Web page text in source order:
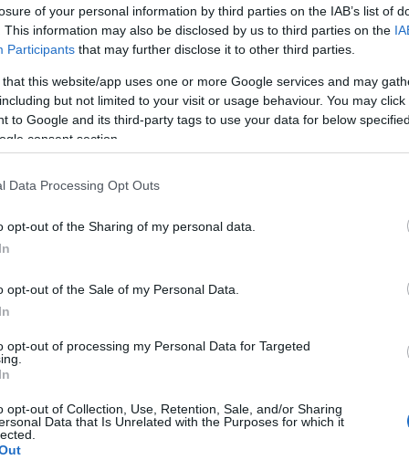
of your personal information by third parties on the IAB’s list of
This information may also be disclosed by us to third parties on the
Participants that may further disclose it to other third parties.
that this website/app uses one or more Google services and may
but not limited to your visit or usage behaviour. You may
to Google and its third-party tags to use your data for below
consent section.
Data Processing Opt Outs
opt-out of the Sharing of my personal data.
opt-out of the Sale of my Personal Data.
opt-out of processing my Personal Data for Targeted
opt-out of Collection, Use, Retention, Sale, and/or Sharing
Data that Is Unrelated with the Purposes for which it
un programma operativo dettagliato
comunale, con la quale è già
competente. Tale sinergia punta a
attivamente il comune nelle sue
straordinaria, dall’altro svolgere una
del nuovo gestore dei servizi di
qualitativi siano conformi alle reali
la cittadinanza costantemente informata
della proposta operativa. La
motore principale di questa iniziativa, volta
sia tutelato quotidianamente. Per
o inviare segnalazioni, è possibile scrivere